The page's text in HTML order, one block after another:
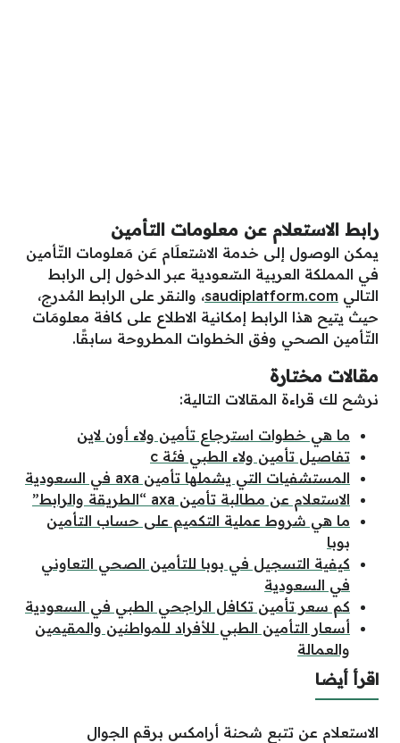
رابط الاستعلام عن معلومات التأمين
يمكن الوصول إلى خدمة الاسْتعلَام عَن مَعلومات التّأمين
في المملكة العربية السّعودية عبر الدخول إلى الرابط
التالي saudiplatform.com، والنقر على الرابط المُدرج،
حيث يتيح هذا الرابط إمكانية الاطلاع على كافة معلومَات
التّأمين الصحي وفق الخطوات المطروحة سابقًا.
مقالات مختارة
نرشح لك قراءة المقالات التالية:
ما هي خطوات استرجاع تأمين ولاء أون لاين
تفاصيل تأمين ولاء الطبي فئة c
المستشفيات التي يشملها تأمين axa في السعودية
الاستعلام عن مطالبة تأمين axa “الطريقة والرابط”
ما هي شروط عملية التكميم على حساب التأمين
بوبا
كيفية التسجيل في بوبا للتأمين الصحي التعاوني
في السعودية
كم سعر تأمين تكافل الراجحي الطبي في السعودية
أسعار التأمين الطبي للأفراد للمواطنين والمقيمين
والعمالة
اقرأ أيضا
الاستعلام عن تتبع شحنة أرامكس برقم الجوال